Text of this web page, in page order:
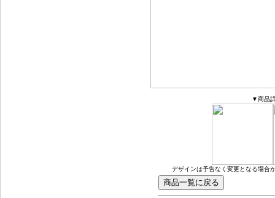
▼商品
デザインは予告なく変更となる場合